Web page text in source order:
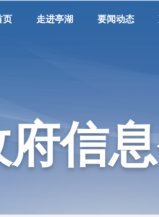
页 走进亭湖 要闻动态
府信